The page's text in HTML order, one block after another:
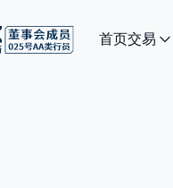
首页交易